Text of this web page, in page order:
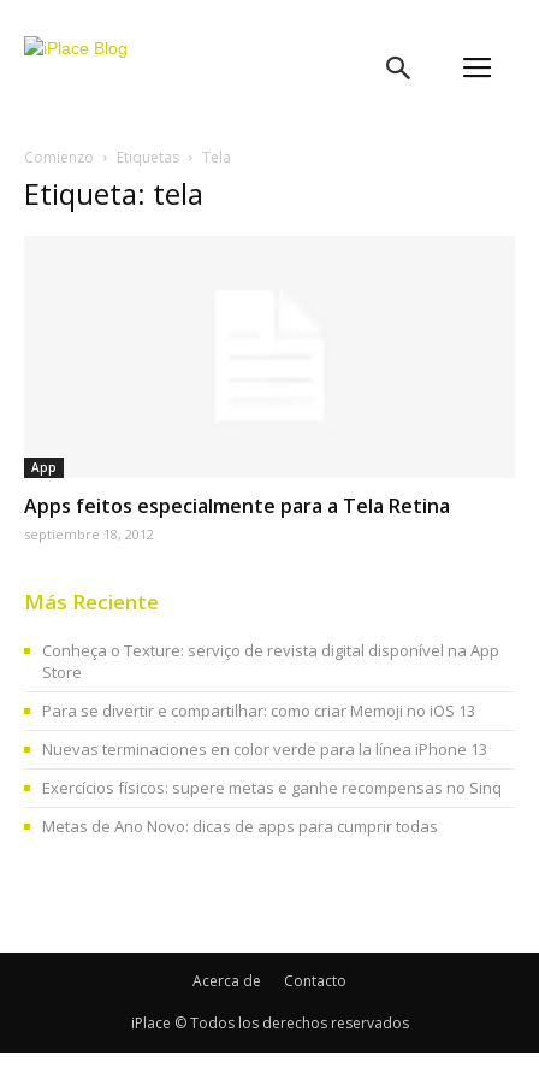
Comienzo Etiquetas Tela
Etiqueta: tela
App
Apps feitos especialmente para a Tela Retina
septiembre 18, 2012
Más Reciente
Conheça o Texture: serviço de revista digital disponível na App
Store
Para se divertir e compartilhar: como criar Memoji no iOS 13
Nuevas terminaciones en color verde para la línea iPhone 13
Exercícios físicos: supere metas e ganhe recompensas no Sinq
Metas de Ano Novo: dicas de apps para cumprir todas
Acerca de Contacto
iPlace © Todos los derechos reservados